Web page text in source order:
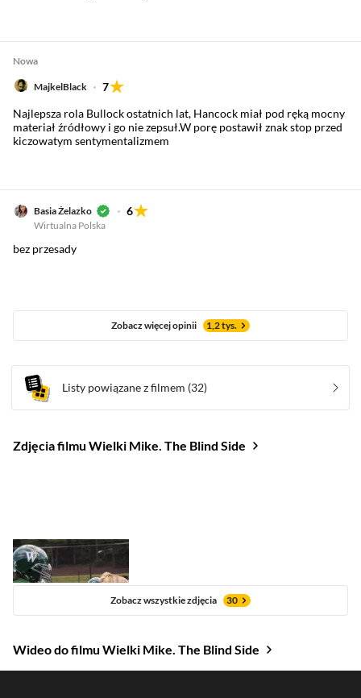
Nowa
MajkelBlack
7
Najlepsza rola Bullock ostatnich lat, Hancock miał pod ręką mocny
materiał źródłowy i go nie zepsuł.W porę postawił znak stop przed
kiczowatym sentymentalizmem
Basia Żelazko 6
Wirtualna Polska
bez przesady
Zobacz więcej opinii 1,2 tys.
Listy powiązane z filmem (32)
Zdjęcia filmu Wielki Mike. The Blind Side
Zobacz wszystkie zdjęcia 30
Wideo do filmu Wielki Mike. The Blind Side